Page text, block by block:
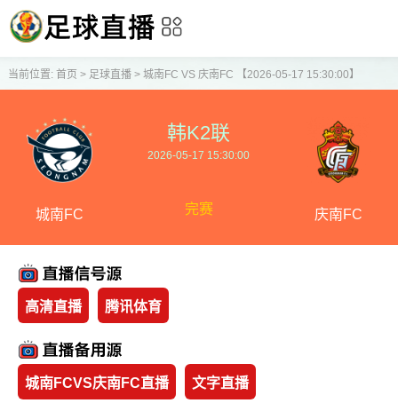
当前位置: 首页 > 足球直播> 城南FC VS 庆南FC 【2026-05-17 15:30:00】
城南FC
韩K2联
2026-05-17 15:30:00
完赛 庆南FC
高清直播 腾讯体育
城南FCVS庆南FC直播 文字直播